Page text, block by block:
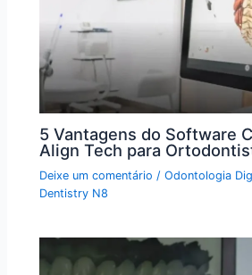
5 Vantagens do Software
Align Tech para
Deixe um comentário /Odontologia
Dentistry N8